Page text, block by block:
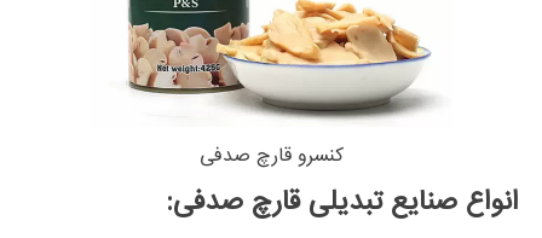
کنسرو قارچ صدفی
انواع صنایع تبدیلی قارچ صدفی: